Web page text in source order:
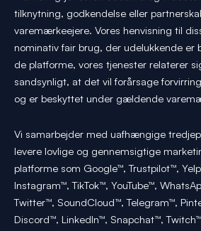
tilknytning, godkendelse eller
varemærkeejere. Vores henvisning til
nominativ fair brug, der udelukkende er
de platforme, vores tjenester relaterer
sandsynligt, at det vil forårsage
og er beskyttet under gældende
Vi samarbejder med uafhængige
levere lovlige og gennemsigtige
platforme som Google™, Trustpilot™,
Instagram™, TikTok™, YouTube™,
Twitter™, SoundCloud™, Telegram™,
Discord™, LinkedIn™, Snapchat™,